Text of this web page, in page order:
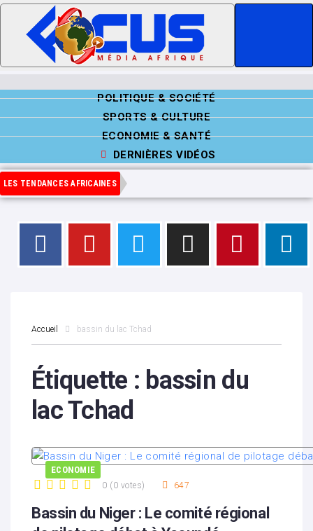
POLITIQUE & SOCIÉTÉ
SPORTS & CULTURE
ECONOMIE & SANTÉ
DERNIÈRES VIDÉOS
LES TENDANCES AFRICAINES
Accueil bassin du lac Tchad
Étiquette : bassin du
lac Tchad
ECONOMIE
0 ( 0 votes) 647
Bassin du Niger : Le comité régional